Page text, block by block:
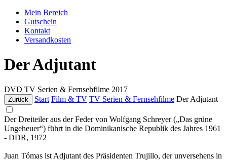
Mein Bereich
Gutschein
Kontakt
Versandkosten
Der Adjutant
DVD TV Serien & Fernsehfilme 2017
Zurück Start Film & TV TV Serien & Fernsehfilme Der Adjutant
Der Dreiteiler aus der Feder von Wolfgang Schreyer („Das grüne
Ungeheuer“) führt in die Dominikanische Republik des Jahres 1961
- DDR, 1972
Juan Tómas ist Adjutant des Präsidenten Trujillo, der unversehens in